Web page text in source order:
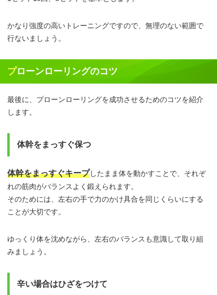
かなり強度の高いトレーニングですので、無理のない範囲で
行ないましょう。
プローンローリングのコツ
最後に、プローンローリングを成功させるためのコツを紹介
します。
体幹をまっすぐ保つ
体幹をまっすぐキープしたまま体を動かすことで、それぞ
れの筋肉がバランスよく鍛えられます。
そのためには、左右の手で力のかけ具合を同じくらいにする
ことが大切です。
ゆっくり体を沈めながら、左右のバランスも意識して取り組
みましょう。
辛い場合はひざをつけて